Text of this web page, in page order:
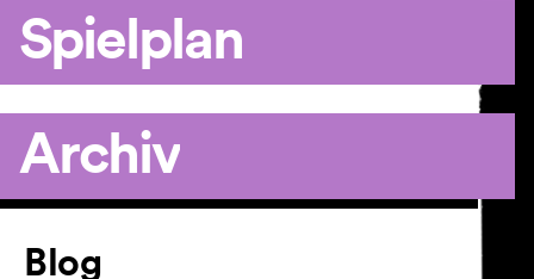
Spielplan
Archiv
Artikel
Blog